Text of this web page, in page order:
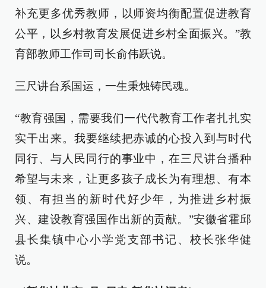
补充更多优秀教师，以师资均衡配置促进教育
公平，以乡村教育发展促进乡村全面振兴。”教
育部教师工作司司长俞伟跃说。
三尺讲台系国运，一生秉烛铸民魂。
“教育强国，需要我们一代代教育工作者扎扎实
实干出来。我要继续把赤诚的心投入到与时代
同行、与人民同行的事业中，在三尺讲台播种
希望与未来，让更多孩子成长为有理想、有本
领、有担当的新时代好少年，为推进乡村振
兴、建设教育强国作出新的贡献。”安徽省霍邱
县长集镇中心小学党支部书记、校长张华健
说。